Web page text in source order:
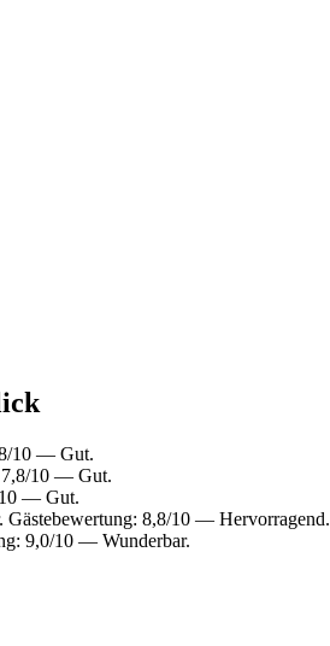
10 — Gut.
7,8/10 — Gut.
— Gut.
8,8/10 — Hervorragend.
9,0/10 — Wunderbar.